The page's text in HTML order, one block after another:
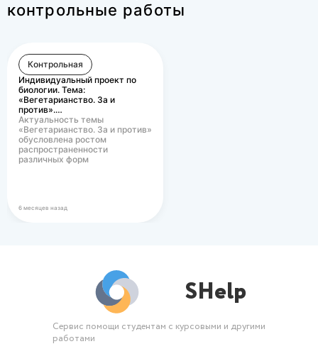
контрольные работы
Контрольная
Индивидуальный проект по
биологии. Тема:
«Вегетарианство. За и
против».…
Актуальность темы
«Вегетарианство. За и против»
обусловлена ростом
распространенности
различных форм
6 месяцев назад
SHelp
Сервис помощи студентам с курсовыми и другими
работами